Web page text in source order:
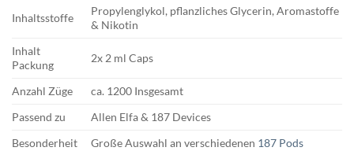
Inhaltsstoffe
Propylenglykol, pflanzliches Glycerin, Aromastoffe
& Nikotin
Inhalt
Packung
2x 2 ml Caps
Anzahl Züge
ca. 1200 Insgesamt
Passend zu
Allen Elfa & 187 Devices
Besonderheit
Große Auswahl an verschiedenen 187 Pods